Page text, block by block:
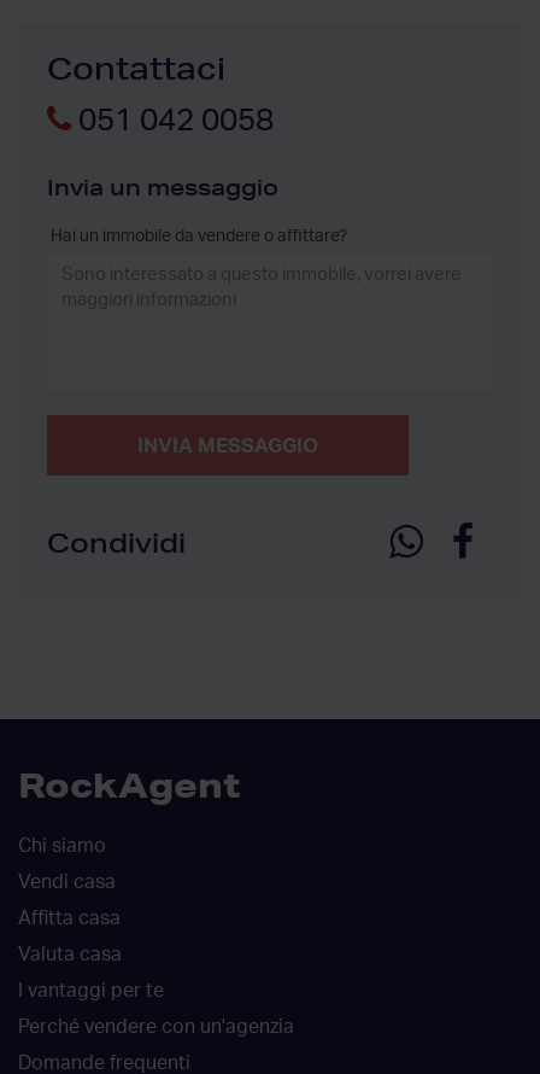
Contattaci
051 042 0058
Invia un messaggio
Hai un immobile da vendere o affittare?
INVIA MESSAGGIO
Condividi
RockAgent
Chi siamo
Vendi casa
Affitta casa
Valuta casa
I vantaggi per te
Perché vendere con un'agenzia
Domande frequenti